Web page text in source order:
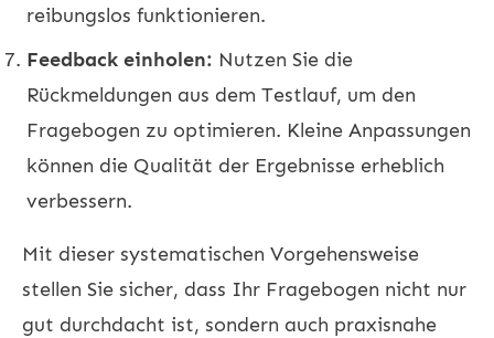
reibungslos funktionieren.
Feedback einholen: Nutzen Sie die
Rückmeldungen aus dem Testlauf, um den
Fragebogen zu optimieren. Kleine Anpassungen
können die Qualität der Ergebnisse erheblich
verbessern.
Mit dieser systematischen Vorgehensweise
stellen Sie sicher, dass Ihr Fragebogen nicht nur
gut durchdacht ist, sondern auch praxisnahe